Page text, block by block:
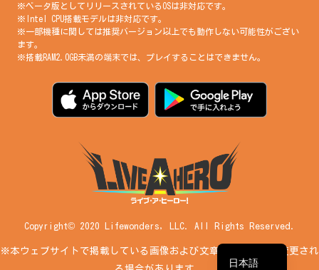
※ベータ版としてリリースされているOSは非対応です。
※Intel CPU搭載モデルは非対応です。
※一部機種に関しては推奨バージョン以上でも動作しない可能性がござい
ます。
※搭載RAM2.0GB未満の端末では、プレイすることはできません。
Copyright© 2020 Lifewonders, LLC. All Rights Reserved.
※本ウェブサイトで掲載している画像および文章は、予告なく変更され
日本語